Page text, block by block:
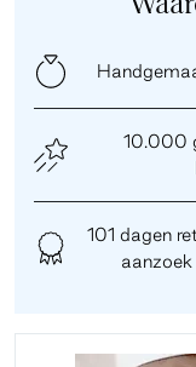
10.000
101 dagen